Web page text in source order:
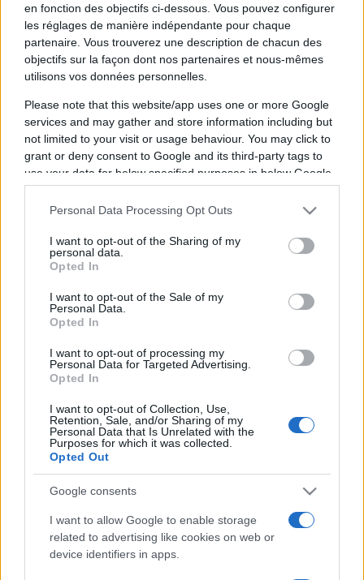
en fonction des objectifs ci-dessous. Vous pouvez configurer
les réglages de manière indépendante pour chaque
partenaire. Vous trouverez une description de chacun des
objectifs sur la façon dont nos partenaires et nous-mêmes
utilisons vos données personnelles.
Please note that this website/app uses one or more Google
services and may gather and store information including but
not limited to your visit or usage behaviour. You may click to
grant or deny consent to Google and its third-party tags to
use your data for below specified purposes in below Google
consent section.
Personal Data Processing Opt Outs
I want to opt-out of the Sharing of my
personal data.
Opted In
I want to opt-out of the Sale of my
Personal Data.
Opted In
I want to opt-out of processing my
Personal Data for Targeted Advertising.
Opted In
I want to opt-out of Collection, Use,
Retention, Sale, and/or Sharing of my
Personal Data that Is Unrelated with the
Purposes for which it was collected.
Opted Out
Google consents
I want to allow Google to enable storage
related to advertising like cookies on web or
device identifiers in apps.
Lundi 17 novembre 2025
Houston
Rockets
Magic
1967) etOrlando Magic(équipe fondée en
1989) aura lieu lundi 17 novembre 2025 à